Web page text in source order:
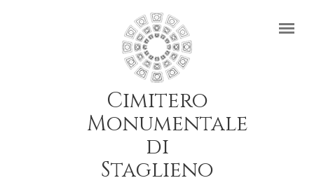
Cimitero
Monumentale
di
Staglieno